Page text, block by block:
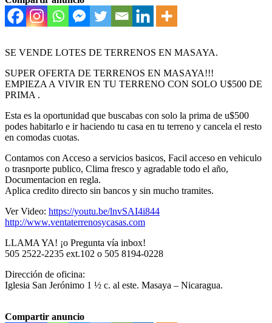
SE VENDE LOTES DE TERRENOS EN MASAYA.
SUPER OFERTA DE TERRENOS EN MASAYA!!!
EMPIEZA A VIVIR EN TU TERRENO CON SOLO U$500 DE
PRIMA .
Esta es la oportunidad que buscabas con solo la prima de u$500
podes habitarlo e ir haciendo tu casa en tu terreno y cancela el resto
en comodas cuotas.
Contamos con Acceso a servicios basicos, Facil acceso en vehiculo
o trasnporte publico, Clima fresco y agradable todo el año,
Documentacion en regla.
Aplica credito directo sin bancos y sin mucho tramites.
Ver Video: https://youtu.be/lnvSAI4i844
http://www.ventaterrenosycasas.com
LLAMA YA! ¡o Pregunta vía inbox!
505 2522-2235 ext.102 o 505 8194-0228
Dirección de oficina:
Iglesia San Jerónimo 1 ½ c. al este. Masaya – Nicaragua.
Compartir anuncio